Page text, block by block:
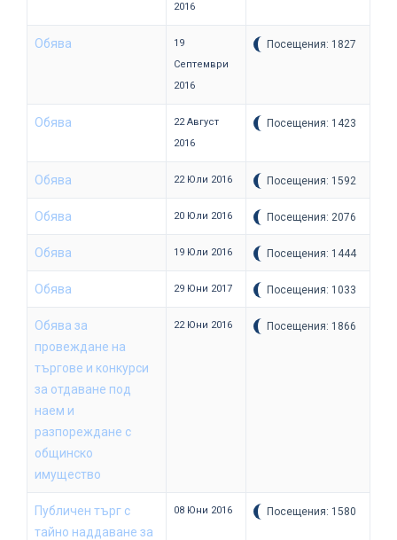
2016
Обява
19
Септември
2016
Посещения: 1827
Обява
22 Август
2016
Посещения: 1423
Обява 22 Юли 2016 Посещения: 1592
Обява 20 Юли 2016 Посещения: 2076
Обява 19 Юли 2016 Посещения: 1444
Обява 29 Юни 2017 Посещения: 1033
Обява за
провеждане на
търгове и конкурси
за отдаване под
наем и
разпореждане с
общинско
имущество
22 Юни 2016 Посещения: 1866
Публичен търг с
тайно наддаване за
08 Юни 2016 Посещения: 1580